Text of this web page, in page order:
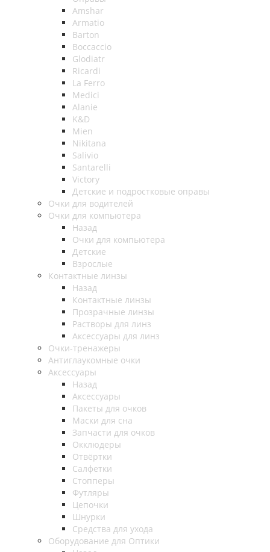
Amshar
Armatio
Barton
Boccaccio
Glodiatr
Ricardi
La Ferro
Medici
Alanie
K&D
Mien
Nikitana
Salivio
Santarelli
Victory
Детские и подростковые оправы
Очки для водителей
Очки для компьютера
Назад
Очки для компьютера
Детские
Взрослые
Контактные линзы
Назад
Контактные линзы
Прозрачные линзы
Растворы для линз
Аксессуары для линз
Очки-тренажеры
Антиглаукомные очки
Аксессуары
Назад
Аксессуары
Пакеты для очков
Маски для сна
Запчасти для очков
Окклюдеры
Отвёртки
Салфетки
Стопперы
Футляры
Цепочки
Шнурки
Средства для ухода
Оборудование для Оптики